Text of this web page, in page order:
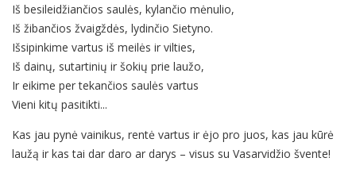
Iš besileidžiančios saulės, kylančio mėnulio,
Iš žibančios žvaigždės, lydinčio Sietyno.
Išsipinkime vartus iš meilės ir vilties,
Iš dainų, sutartinių ir šokių prie laužo,
Ir eikime per tekančios saulės vartus
Vieni kitų pasitikti...
Kas jau pynė vainikus, rentė vartus ir ėjo pro juos, kas jau kūrė
laužą ir kas tai dar daro ar darys – visus su Vasarvidžio švente!